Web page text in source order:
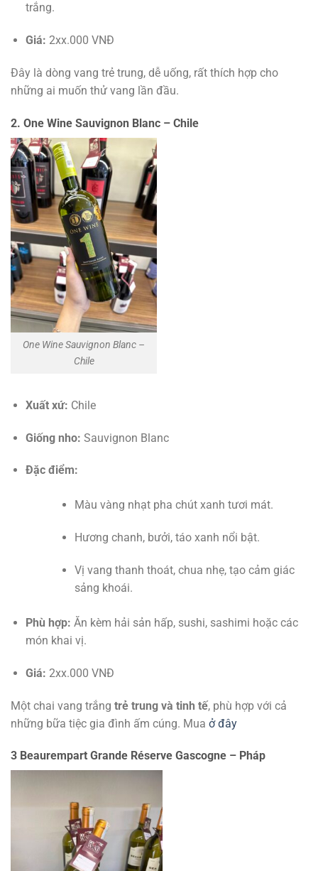
trắng.
Giá: 2xx.000 VNĐ
Đây là dòng vang trẻ trung, dễ uống, rất thích hợp cho
những ai muốn thử vang lần đầu.
2. One Wine Sauvignon Blanc – Chile
One Wine Sauvignon Blanc –
Chile
Xuất xứ: Chile
Giống nho: Sauvignon Blanc
Đặc điểm:
Màu vàng nhạt pha chút xanh tươi mát.
Hương chanh, bưởi, táo xanh nổi bật.
Vị vang thanh thoát, chua nhẹ, tạo cảm giác
sảng khoái.
Phù hợp: Ăn kèm hải sản hấp, sushi, sashimi hoặc các
món khai vị.
Giá: 2xx.000 VNĐ
Một chai vang trắng trẻ trung và tinh tế, phù hợp với cả
những bữa tiệc gia đình ấm cúng. Mua ở đây
3 Beaurempart Grande Réserve Gascogne – Pháp